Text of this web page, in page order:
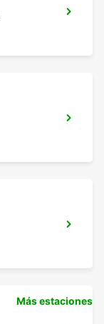
Más estaciones